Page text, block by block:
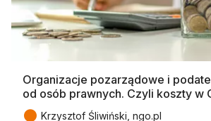
Organizacje pozarządowe i
od osób prawnych. Czyli koszty w
● Krzysztof Śliwiński, ngo.pl